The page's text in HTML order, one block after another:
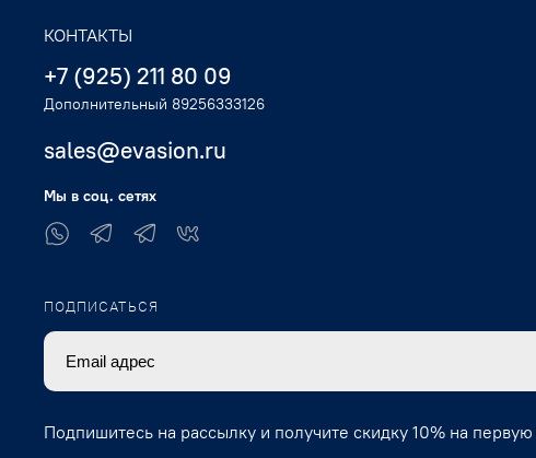
КОНТАКТЫ
+7 (925) 211 80 09
Дополнительный 89256333126
sales@evasion.ru
Мы в соц. сетях
ПОДПИСАТЬСЯ
Подпишитесь на рассылку и получите скидку 10% на первую